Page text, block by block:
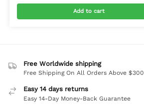
Add to cart
Free Worldwide shipping
Free Shipping On All Orders Above $300
Easy 14 days returns
Easy 14-Day Money-Back Guarantee